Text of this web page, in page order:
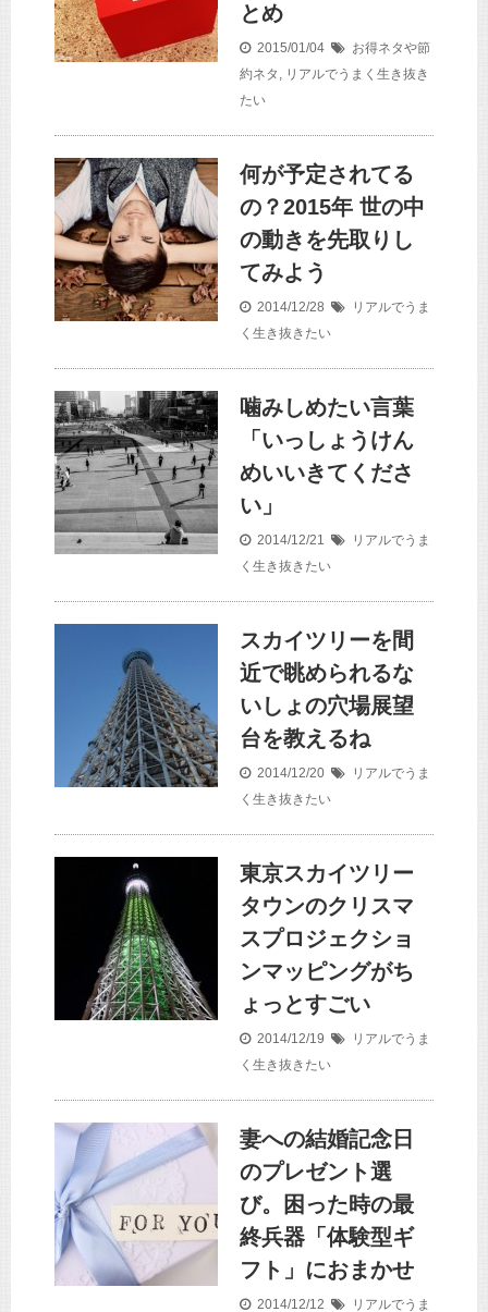
とめ
2015/01/04
お得ネタや節
約ネタ , リアルでうまく生き抜き
たい
何が予定されてる
の？2015年 世の中
の動きを先取りし
てみよう
2014/12/28
リアルでうま
く生き抜きたい
噛みしめたい言葉
「いっしょうけん
めいいきてくださ
い」
2014/12/21
リアルでうま
く生き抜きたい
スカイツリーを間
近で眺められるな
いしょの穴場展望
台を教えるね
2014/12/20
リアルでうま
く生き抜きたい
東京スカイツリー
タウンのクリスマ
スプロジェクショ
ンマッピングがち
ょっとすごい
2014/12/19
リアルでうま
く生き抜きたい
妻への結婚記念日
のプレゼント選
び。困った時の最
終兵器「体験型ギ
フト」におまかせ
2014/12/12
リアルでうま